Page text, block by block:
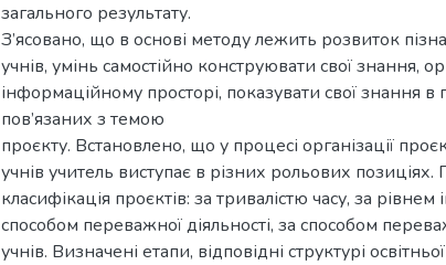
загального результату.
З’ясовано, що в основі методу лежить розвиток
учнів, умінь самостійно конструювати свої знання,
інформаційному просторі, показувати свої знання в
пов’язаних з темою
проєкту. Встановлено, що у процесі організації
учнів учитель виступає в різних рольових позиціях.
класифікація проєктів: за тривалістю часу, за рівнем
способом переважної діяльності, за способом
учнів. Визначені етапи, відповідні структурі освітньої